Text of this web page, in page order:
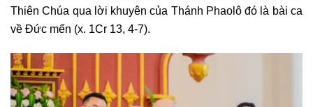
Thiên Chúa qua lời khuyên của Thánh Phaolô đó là bài ca
về Đức mến (x. 1Cr 13, 4-7).